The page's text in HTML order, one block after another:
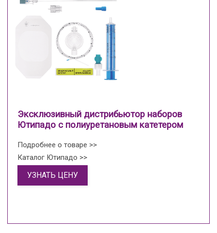
Эксклюзивный дистрибьютор наборов
Ютипадо с полиуретановым катетером
Подробнее о товаре >>
Каталог Ютипадо >>
УЗНАТЬ ЦЕНУ